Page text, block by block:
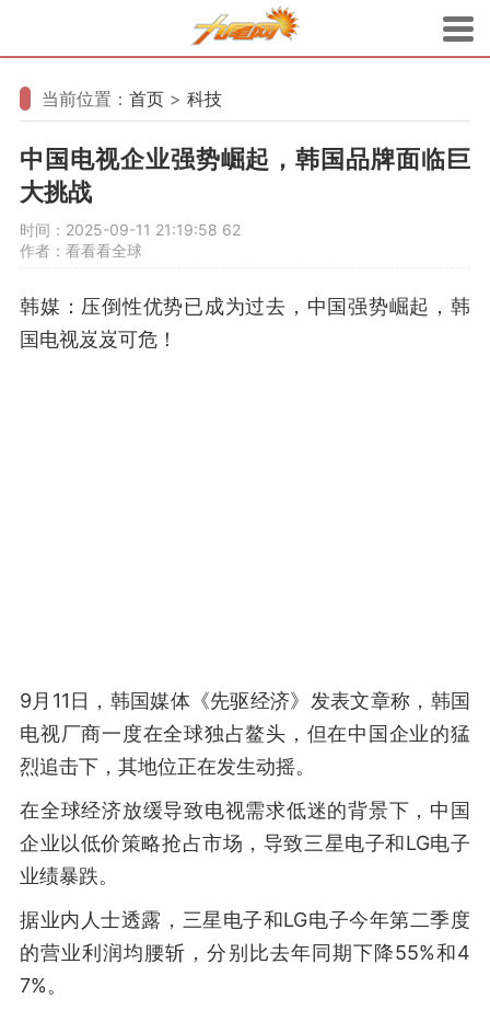
当前位置： 首页 > 科技
中国电视企业强势崛起，韩国品牌面临巨
大挑战
时间：2025-09-11 21:19:58 62
作者：看看看全球
韩媒：压倒性优势已成为过去，中国强势崛起，韩
国电视岌岌可危！
9月11日，韩国媒体《先驱经济》发表文章称，韩国
电视厂商一度在全球独占鳌头，但在中国企业的猛
烈追击下，其地位正在发生动摇。
在全球经济放缓导致电视需求低迷的背景下，中国
企业以低价策略抢占市场，导致三星电子和LG电子
业绩暴跌。
据业内人士透露，三星电子和LG电子今年第二季度
的营业利润均腰斩，分别比去年同期下降55%和4
7%。